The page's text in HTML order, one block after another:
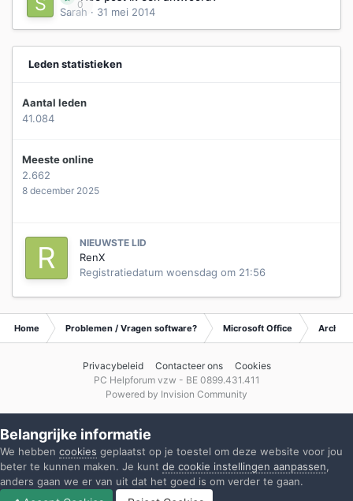
0
Sarah · 31 mei 2014
Leden statistieken
Aantal leden
41.084
Meeste online
2.662
8 december 2025
NIEUWSTE LID
RenX
Registratiedatum woensdag om 21:56
Home Problemen / Vragen software? Microsoft Office Archief
Privacybeleid Contacteer ons
Cookies
PC Helpforum vzw - BE 0899.431.411
Powered by Invision Community
Belangrijke informatie
We hebben cookies geplaatst op je toestel om deze website voor jou
beter te kunnen maken. Je kunt de cookie instellingen aanpassen,
anders gaan we er van uit dat het goed is om verder te gaan.